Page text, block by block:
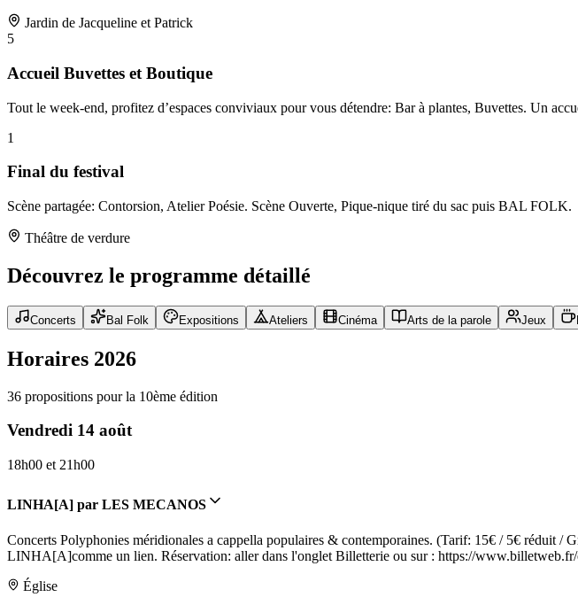
Jardin de Jacqueline et Patrick
5
Accueil Buvettes et Boutique
Tout le week-end, profitez d’espaces conviviaux pour vous détendre: Bar à plantes, Buvettes. Un
1
Final du festival
Scène partagée: Contorsion, Atelier Poésie. Scène Ouverte, Pique-nique tiré du sac puis BAL FOLK.
Théâtre de verdure
Découvrez le programme détaillé
Concerts Bal Folk Expositions Ateliers Cinéma Arts de la parole Jeux
Horaires 2026
36 propositions pour la 10ème édition
Vendredi 14 août
18h00 et 21h00
LINHA[A] par LES MECANOS
Concerts Polyphonies méridionales a cappella populaires & contemporaines. (Tarif: 15€ / 5€ réduit /
LINHA[A]comme un lien. Réservation: aller dans l'onglet Billetterie ou sur : https://www.billetweb.fr/
Église